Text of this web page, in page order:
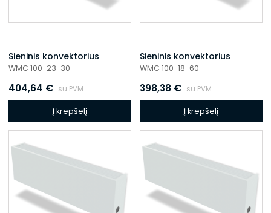
Sieninis konvektorius
WMC 100-23-30
404,64 € su PVM
Į krepšelį
Sieninis konvektorius
WMC 100-18-60
398,38 € su PVM
Į krepšelį